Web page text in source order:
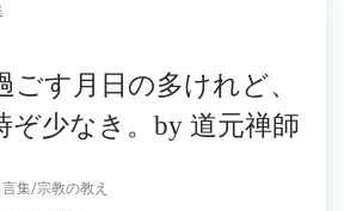
ごす月日の多けれど、
ぞ少なき。by 道元禅師
集/宗教の教え